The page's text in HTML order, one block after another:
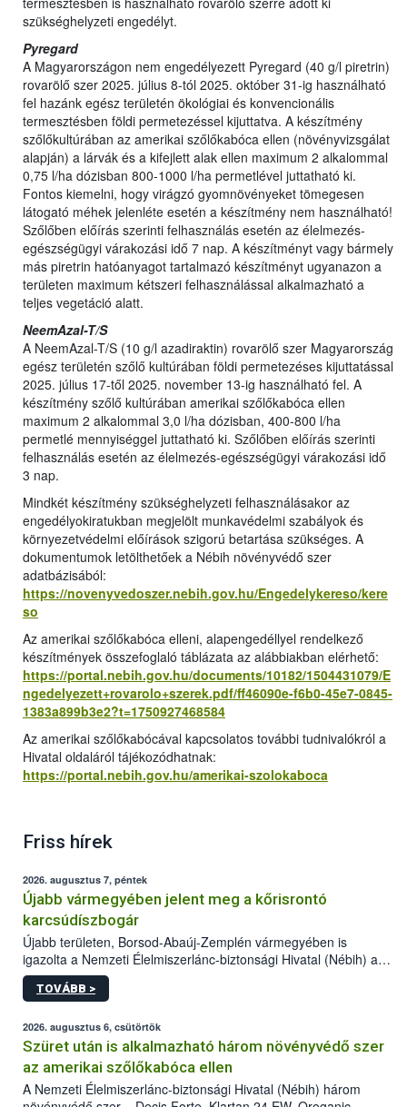
szükséghelyzeti engedélyt.
Pyregard
A Magyarországon nem engedélyezett Pyregard (40 g/l piretrin)
rovarölő szer 2025. július 8-tól 2025. október 31-ig használható
fel hazánk egész területén ökológiai és konvencionális
termesztésben földi permetezéssel kijuttatva. A készítmény
szőlőkultúrában az amerikai szőlőkabóca ellen (növényvizsgálat
alapján) a lárvák és a kifejlett alak ellen maximum 2 alkalommal
0,75 l/ha dózisban 800-1000 l/ha permetlével juttatható ki.
Fontos kiemelni, hogy virágzó gyomnövényeket tömegesen
látogató méhek jelenléte esetén a készítmény nem használható!
Szőlőben előírás szerinti felhasználás esetén az élelmezés-
egészségügyi várakozási idő 7 nap. A készítményt vagy bármely
más piretrin hatóanyagot tartalmazó készítményt ugyanazon a
területen maximum kétszeri felhasználással alkalmazható a
teljes vegetáció alatt.
NeemAzal-T/S
A NeemAzal-T/S (10 g/l azadiraktin) rovarölő szer Magyarország
egész területén szőlő kultúrában földi permetezéses kijuttatással
2025. július 17-től 2025. november 13-ig használható fel. A
készítmény szőlő kultúrában amerikai szőlőkabóca ellen
maximum 2 alkalommal 3,0 l/ha dózisban, 400-800 l/ha
permetlé mennyiséggel juttatható ki. Szőlőben előírás szerinti
felhasználás esetén az élelmezés-egészségügyi várakozási idő
3 nap.
Mindkét készítmény szükséghelyzeti felhasználásakor az
engedélyokiratukban megjelölt munkavédelmi szabályok és
környezetvédelmi előírások szigorú betartása szükséges. A
dokumentumok letölthetőek a Nébih növényvédő szer
adatbázisából:
https://novenyvedoszer.nebih.gov.hu/Engedelykereso/kere
so
Az amerikai szőlőkabóca elleni, alapengedéllyel rendelkező
készítmények összefoglaló táblázata az alábbiakban elérhető:
https://portal.nebih.gov.hu/documents/10182/1504431079/E
ngedelyezett+rovarolo+szerek.pdf/ff46090e-f6b0-45e7-0845-
1383a899b3e2?t=1750927468584
Az amerikai szőlőkabócával kapcsolatos további tudnivalókról a
Hivatal oldaláról tájékozódhatnak:
https://portal.nebih.gov.hu/amerikai-szolokaboca
Friss hírek
2026. augusztus 7, péntek
Újabb vármegyében jelent meg a kőrisrontó
karcsúdíszbogár
Újabb területen, Borsod-Abaúj-Zemplén vármegyében is
igazolta a Nemzeti Élelmiszerlánc-biztonsági Hivatal (Nébih) a
kőrisrontó karcsúdíszbogár (Agrilus planipennis) jelenlétét. A
kártevőt nem csak színcsapdában találták meg, de már fertőzött
az intenzív felderítést, emellett az intézkedéseket a szlovák
hatósággal is összehangolják a terjedés megállítása érdekében.
TOVÁBB >
2026. augusztus 6, csütörtök
Szüret után is alkalmazható három növényvédő szer
az amerikai szőlőkabóca ellen
A Nemzeti Élelmiszerlánc-biztonsági Hivatal (Nébih) három